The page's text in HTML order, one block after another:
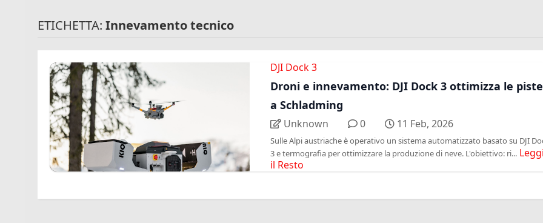
ETICHETTA: Innevamento tecnico
DJI Dock 3
Droni e innevamento: DJI Dock 3 ottimizza le piste
a Schladming
Unknown 0 11 Feb, 2026
Sulle Alpi austriache è operativo un sistema automatizzato basato su DJI
3 e termografia per ottimizzare la produzione di neve. L'obiettivo: ri...
il Resto